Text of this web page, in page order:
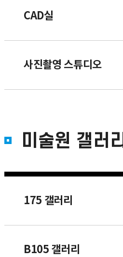
CAD실
사진촬영 스튜디오
미술원 갤러리
175 갤러리
B105 갤러리